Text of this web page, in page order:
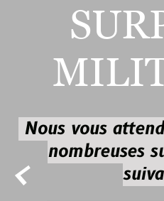

Nous vous
nombreuses